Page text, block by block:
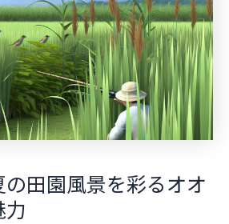
田園風景を彩るオオ
力